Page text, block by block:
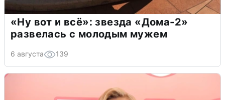
«Ну вот и всё»: звезда «Дома-2»
развелась с молодым мужем
6 августа 139